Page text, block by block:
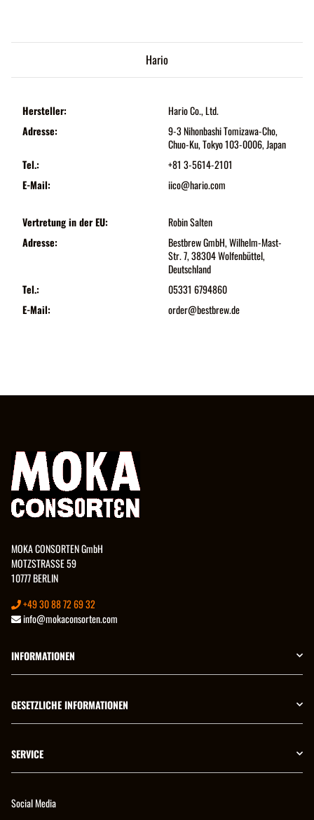
Hario
Hersteller:
Hario Co., Ltd.
Adresse:
9-3 Nihonbashi Tomizawa-Cho,
Chuo-Ku, Tokyo 103-0006, Japan
Tel.:
+81 3-5614-2101
E-Mail:
iico@hario.com
Vertretung in der EU:
Robin Salten
Adresse:
Bestbrew GmbH, Wilhelm-Mast-
Str. 7, 38304 Wolfenbüttel,
Deutschland
Tel.:
05331 6794860
E-Mail:
order@bestbrew.de
MOKA CONSORTEN GmbH
MOTZSTRASSE 59
10777 BERLIN
+49 30 88 72 69 32
info@mokaconsorten.com
INFORMATIONEN
GESETZLICHE INFORMATIONEN
SERVICE
Social Media